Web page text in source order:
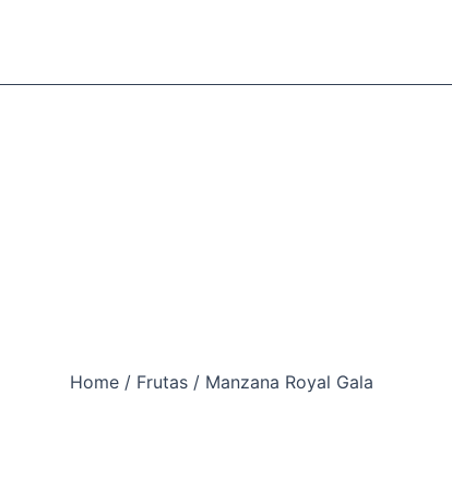
Home / Frutas / Manzana Royal Gala